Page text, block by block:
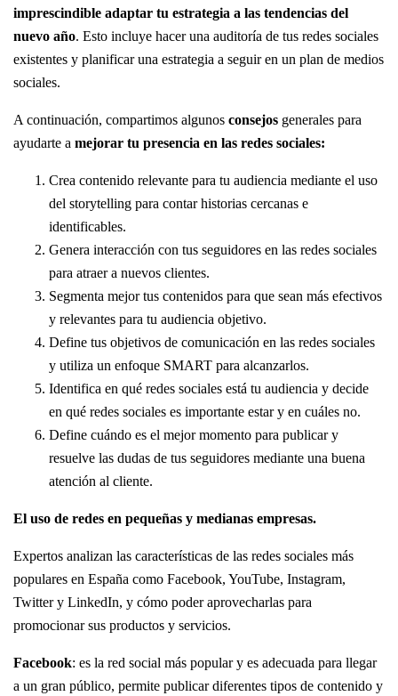
imprescindible adaptar tu estrategia a las tendencias del
nuevo año. Esto incluye hacer una auditoría de tus redes sociales
existentes y planificar una estrategia a seguir en un plan de medios
sociales.
A continuación, compartimos algunos consejos generales para
ayudarte a mejorar tu presencia en las redes sociales:
Crea contenido relevante para tu audiencia mediante el uso
del storytelling para contar historias cercanas e
identificables.
Genera interacción con tus seguidores en las redes sociales
para atraer a nuevos clientes.
Segmenta mejor tus contenidos para que sean más efectivos
y relevantes para tu audiencia objetivo.
Define tus objetivos de comunicación en las redes sociales
y utiliza un enfoque SMART para alcanzarlos.
Identifica en qué redes sociales está tu audiencia y decide
en qué redes sociales es importante estar y en cuáles no.
Define cuándo es el mejor momento para publicar y
resuelve las dudas de tus seguidores mediante una buena
atención al cliente.
El uso de redes en pequeñas y medianas empresas.
Expertos analizan las características de las redes sociales más
populares en España como Facebook, YouTube, Instagram,
Twitter y LinkedIn, y cómo poder aprovecharlas para
promocionar sus productos y servicios.
Facebook: es la red social más popular y es adecuada para llegar
a un gran público, permite publicar diferentes tipos de contenido y